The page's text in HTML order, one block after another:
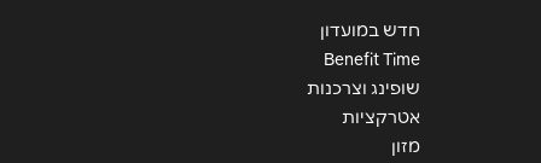
חדש במועדון
Benefit Time
שופינג וצרכנות
אטרקציות
מזון